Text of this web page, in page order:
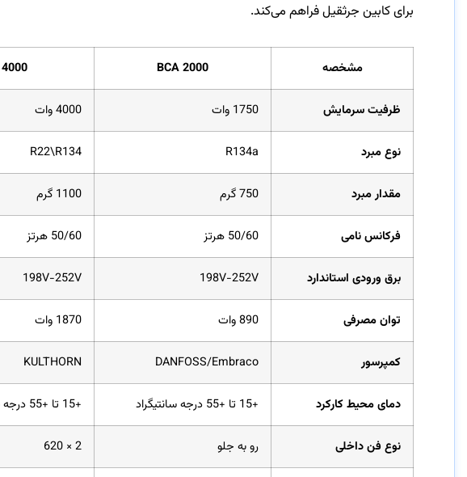
برای کابین جرثقیل فراهم می‌کند.
مشخصه BCA 2000
ظرفیت سرمایش 1750 وات 4000 وات
نوع مبرد R134a
R22\R134
مقدار مبرد 750 گرم 1100 گرم
فرکانس نامی 50/60 هرتز 50/60 هرتز
برق ورودی استاندارد 198V-252V
198V-252V
توان مصرفی 890 وات 1870 وات
کمپرسور DANFOSS/Embraco
KULTHORN
دمای محیط کارکرد +15 تا +55 درجه سانتیگراد +15 تا +55 درجه سانتیگراد
نوع فن داخلی رو به جلو 2 × 620